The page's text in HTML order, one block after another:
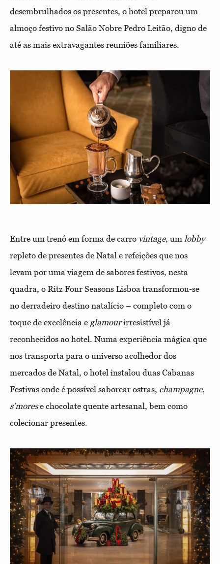
desembrulhados os presentes, o hotel preparou um
almoço festivo no Salão Nobre Pedro Leitão, digno de
até as mais extravagantes reuniões familiares.
Entre um trenó em forma de carro vintage, um lobby
repleto de presentes de Natal e refeições que nos
levam por uma viagem de sabores festivos, nesta
quadra, o Ritz Four Seasons Lisboa transformou-se
no derradeiro destino natalício – completo com o
toque de excelência e glamourirresistível já
reconhecidos ao hotel. Numa experiência mágica que
nos transporta para o universo acolhedor dos
mercados de Natal, o hotel instalou duas Cabanas
Festivas onde é possível saborear ostras, champagne,
s’morese chocolate quente artesanal, bem como
colecionar presentes.